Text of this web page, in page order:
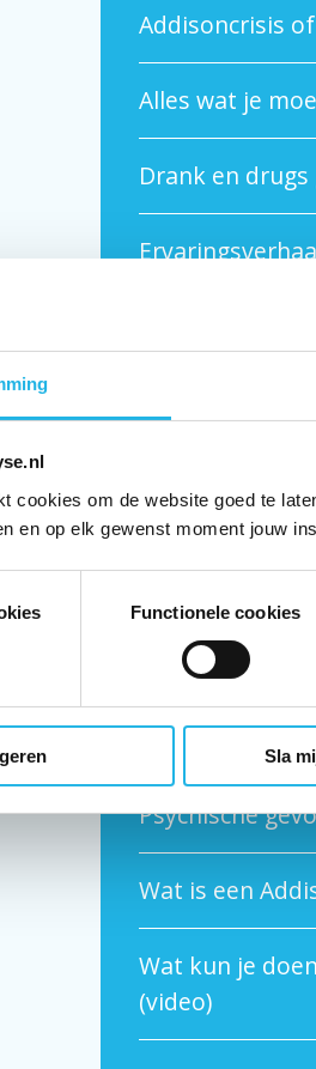
cookies om de website goed te
en op elk gewenst moment jouw
Functionele cookies
Sla
Addisoncrisis
Alles wat je
Drank en
Korte uitleg:
(podcast)
Noodinjectie
Presentatie
Psychische
Wat is een
Wat kun je
(video)